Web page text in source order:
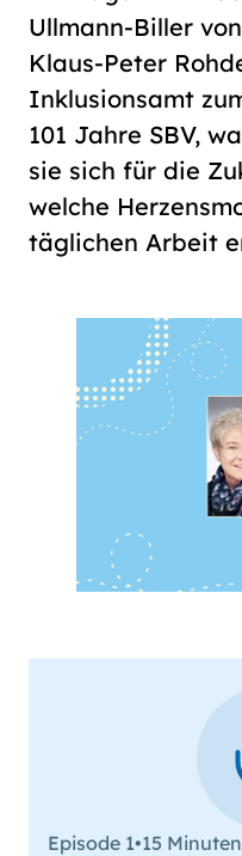
Untertiteln
Ullmann-Biller
Klaus-Peter
Inklusionsamt
101 Jahre SBV,
sie sich für die
welche
täglichen Arbeit
Episode 1•15 Minuten